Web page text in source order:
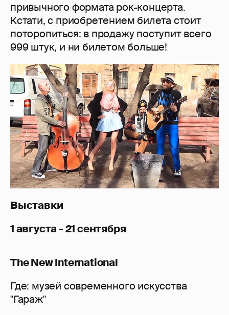
привычного формата рок-концерта.
Кстати, с приобретением билета стоит
поторопиться: в продажу поступит всего
999 штук, и ни билетом больше!
Выставки
1 августа - 21 сентября
The New International
Где: музей современного искусства
"Гараж"